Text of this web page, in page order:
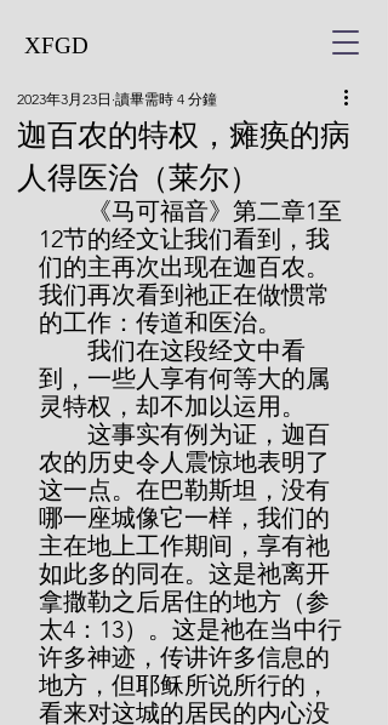
XFGD
​迦百农的特权，瘫痪的病
人得医治（莱尔）
2023年3月23日 讀畢需時 4 分鐘
12节的经文让我们看到，我
们的主再次出现在迦百农。
我们再次看到祂正在做惯常
的工作：传道和医治。
到，一些人享有何等大的属
灵特权，却不加以运用。
农的历史令人震惊地表明了
这一点。在巴勒斯坦，没有
哪一座城像它一样，我们的
主在地上工作期间，享有祂
如此多的同在。这是祂离开
拿撒勒之后居住的地方（参
太4：13）。这是祂在当中行
许多神迹，传讲许多信息的
地方，但耶稣所说所行的，
看来对这城的居民的内心没